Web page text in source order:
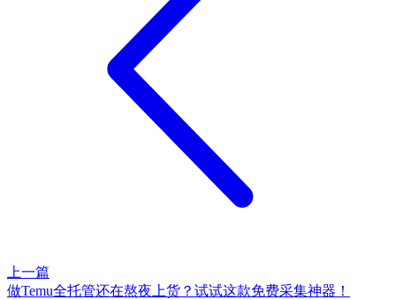
上一篇
做Temu全托管还在熬夜上货？试试这款免费采集神器！